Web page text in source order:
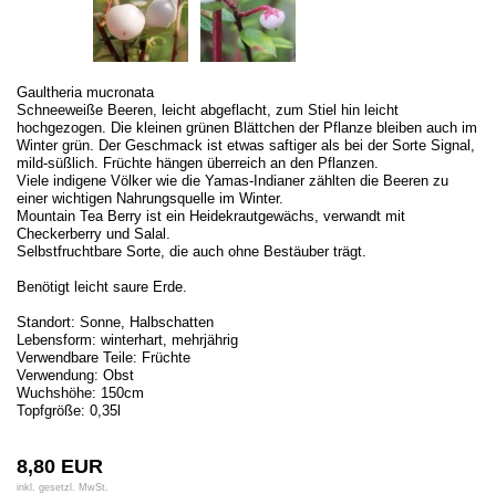
Gaultheria mucronata
Schneeweiße Beeren, leicht abgeflacht, zum Stiel hin leicht
hochgezogen. Die kleinen grünen Blättchen der Pflanze bleiben auch im
Winter grün. Der Geschmack ist etwas saftiger als bei der Sorte Signal,
mild-süßlich. Früchte hängen überreich an den Pflanzen.
Viele indigene Völker wie die Yamas-Indianer zählten die Beeren zu
einer wichtigen Nahrungsquelle im Winter.
Mountain Tea Berry ist ein Heidekrautgewächs, verwandt mit
Checkerberry und Salal.
Selbstfruchtbare Sorte, die auch ohne Bestäuber trägt.
Benötigt leicht saure Erde.
Standort: Sonne, Halbschatten
Lebensform: winterhart, mehrjährig
Verwendbare Teile: Früchte
Verwendung: Obst
Wuchshöhe: 150cm
Topfgröße: 0,35l
8,80 EUR
inkl. gesetzl. MwSt.